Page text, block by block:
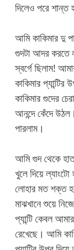
দিলেও পরে শান্ত
আমি কাকিমার দু
গুদটা আদর করতে
স্বর্গে ছিলাম!
কাকিমার
কাকিমার গুদের
আনন্দে কেঁদে
পারলাম।
আমি গুদ থেকে হাত
খুলে দিয়ে
লোহার মত শক্ত
মাঝখানে শুয়ে
প্যান্টি কেবল
রেখেছে। আমি